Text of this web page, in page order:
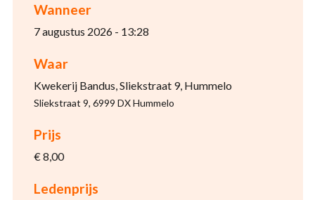
Wanneer
7 augustus 2026 - 13:28
Waar
Kwekerij Bandus, Sliekstraat 9, Hummelo
Sliekstraat 9, 6999 DX Hummelo
Prijs
€ 8,00
Ledenprijs